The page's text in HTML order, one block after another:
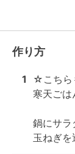
作り方
1
☆こちら
寒天ご
鍋にサラ
玉ねぎを